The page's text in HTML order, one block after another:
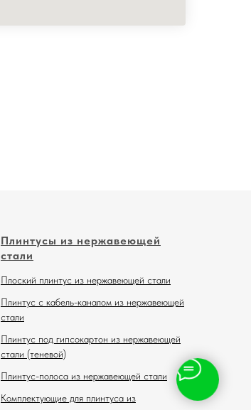
Плинтусы из нержавеющей
стали
Плоский плинтус из нержавеющей стали
Плинтус с кабель-каналом из нержавеющей
стали
Плинтус под гипсокартон из нержавеющей
стали (теневой)
Плинтус-полоса из нержавеющей стали
Комплектующие для плинтуса из